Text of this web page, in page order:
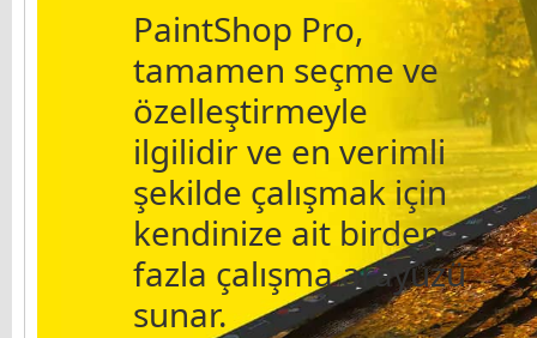
PaintShop Pro,
tamamen seçme ve
özelleştirmeyle
ilgilidir ve en verimli
şekilde çalışmak için
kendinize ait birden
fazla çalışma arayüzü
sunar.